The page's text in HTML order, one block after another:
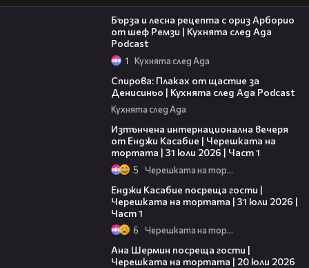
18:45
Бърза и лесна рецепта с ориз Арборио
от шеф Ремзи | Кухнята след Ада
Podcast
1 Кухнята след Ада
Спирова: Плаках от щастие за
Денисиньо | Кухнята след Ада Podcast
Кухнята след Ада
Изтънчена интернационална вечеря
от Енджи Касабие | Черешката на
тортата | 31 юли 2026 | Част 1
5 Черешката на тортата
Енджи Касабие посреща гости |
Черешката на тортата | 31 юли 2026 |
Част 1
6 Черешката на тортата
Ана Шермин посреща гости |
Черешката на тортата | 20 юли 2026